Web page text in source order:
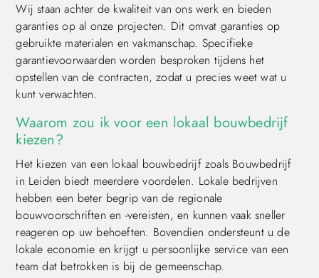
Wij staan achter de kwaliteit van ons werk en bieden
garanties op al onze projecten. Dit omvat garanties op
gebruikte materialen en vakmanschap. Specifieke
garantievoorwaarden worden besproken tijdens het
opstellen van de contracten, zodat u precies weet wat u
kunt verwachten.
Waarom zou ik voor een lokaal bouwbedrijf
kiezen?
Het kiezen van een lokaal bouwbedrijf zoals Bouwbedrijf
in Leiden biedt meerdere voordelen. Lokale bedrijven
hebben een beter begrip van de regionale
bouwvoorschriften en -vereisten, en kunnen vaak sneller
reageren op uw behoeften. Bovendien ondersteunt u de
lokale economie en krijgt u persoonlijke service van een
team dat betrokken is bij de gemeenschap.